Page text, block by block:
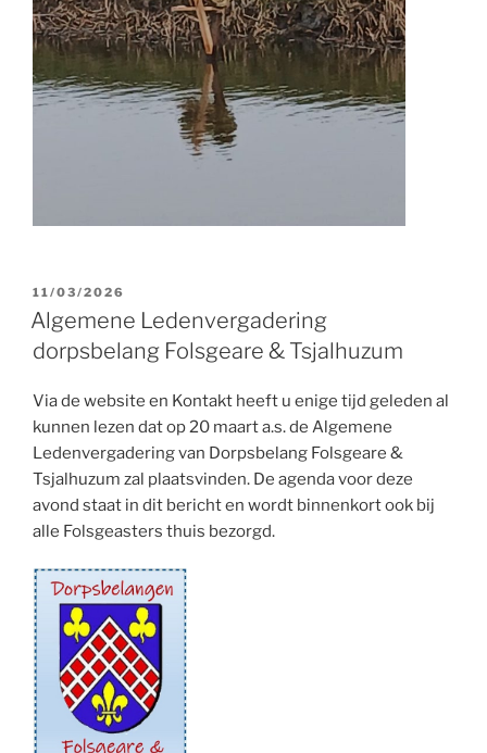
GEPLAATST
OP
11/03/2026
Algemene Ledenvergadering
dorpsbelang Folsgeare & Tsjalhuzum
Via de website en Kontakt heeft u enige tijd geleden al
kunnen lezen dat op 20 maart a.s. de Algemene
Ledenvergadering van Dorpsbelang Folsgeare &
Tsjalhuzum zal plaatsvinden. De agenda voor deze
avond staat in dit bericht en wordt binnenkort ook bij
alle Folsgeasters thuis bezorgd.